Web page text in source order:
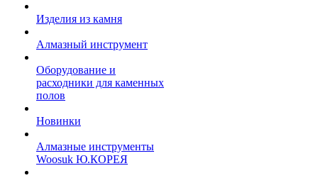
Изделия из камня
Алмазный инструмент
Оборудование и
расходники для каменных
полов
Новинки
Алмазные инструменты
Woosuk Ю.КОРЕЯ